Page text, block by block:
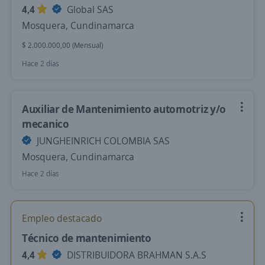
4,4
Global SAS
Mosquera, Cundinamarca
$ 2.000.000,00 (Mensual)
Hace 2 días
Auxiliar de Mantenimiento automotriz y/o
mecanico
JUNGHEINRICH COLOMBIA SAS
Mosquera, Cundinamarca
Hace 2 días
Empleo destacado
Técnico de mantenimiento
4,4
DISTRIBUIDORA BRAHMAN S.A.S